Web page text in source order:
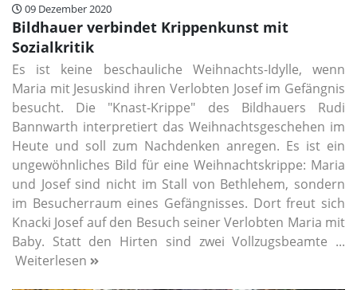
09 Dezember 2020
Bildhauer verbindet Krippenkunst mit
Sozialkritik
Es ist keine beschauliche Weihnachts-Idylle, wenn
Maria mit Jesuskind ihren Verlobten Josef im Gefängnis
besucht. Die "Knast-Krippe" des Bildhauers Rudi
Bannwarth interpretiert das Weihnachtsgeschehen im
Heute und soll zum Nachdenken anregen. Es ist ein
ungewöhnliches Bild für eine Weihnachtskrippe: Maria
und Josef sind nicht im Stall von Bethlehem, sondern
im Besucherraum eines Gefängnisses. Dort freut sich
Knacki Josef auf den Besuch seiner Verlobten Maria mit
Baby. Statt den Hirten sind zwei Vollzugsbeamte ...
Weiterlesen